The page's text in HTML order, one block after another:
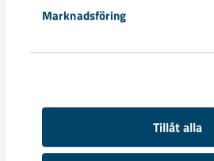
Marknadsföring
Tillåt alla
elektrifiering Epiroc fordon och maskiner
världsstandard
Relaterat innehåll